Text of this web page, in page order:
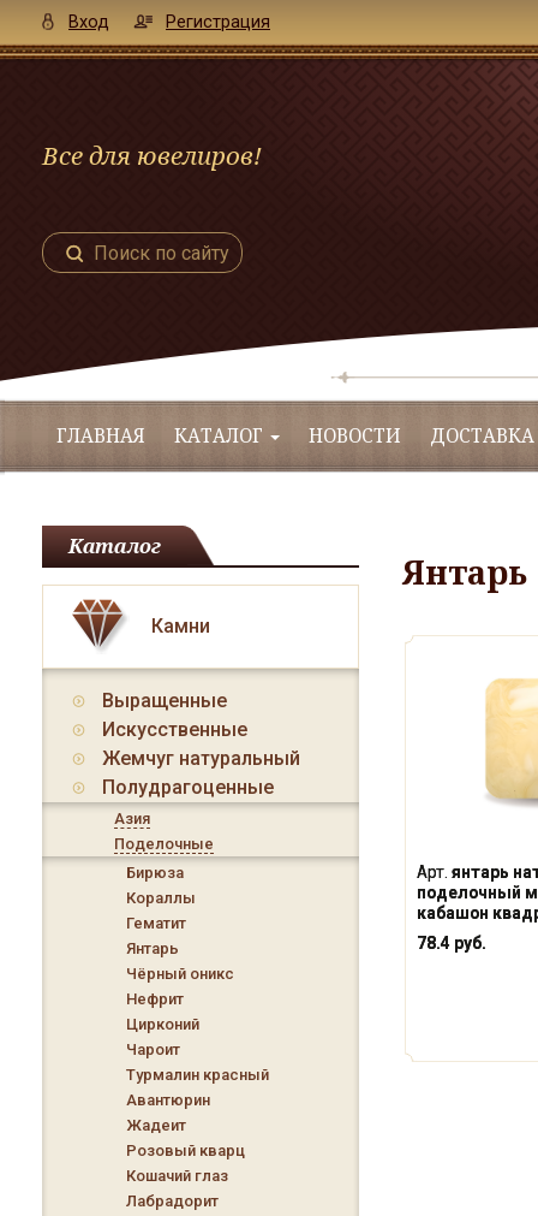
Вход Регистрация
Все для ювелиров!
Поиск по сайту
ГЛАВНАЯ КАТАЛОГ НОВОСТИ
Янтарь
Арт. янтарь
поделочный
кабашон
78.4 руб.
Каталог
Камни
Выращенные
Искусственные
Жемчуг натуральный
Полудрагоценные
Азия
Поделочные
Бирюза
Кораллы
Гематит
Янтарь
Чёрный оникс
Нефрит
Цирконий
Чароит
Турмалин красный
Авантюрин
Жадеит
Розовый кварц
Кошачий глаз
Лабрадорит